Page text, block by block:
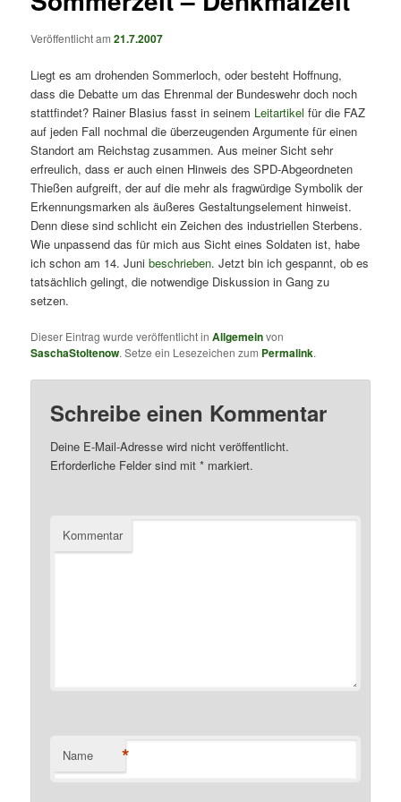
Veröffentlicht am21.7.2007
Liegt es am drohenden Sommerloch, oder besteht Hoffnung,
dass die Debatte um das Ehrenmal der Bundeswehr doch noch
stattfindet? Rainer Blasius fasst in seinem Leitartikel für die FAZ
auf jeden Fall nochmal die überzeugenden Argumente für einen
Standort am Reichstag zusammen. Aus meiner Sicht sehr
erfreulich, dass er auch einen Hinweis des SPD-Abgeordneten
Thießen aufgreift, der auf die mehr als fragwürdige Symbolik der
Erkennungsmarken als äußeres Gestaltungselement hinweist.
Denn diese sind schlicht ein Zeichen des industriellen Sterbens.
Wie unpassend das für mich aus Sicht eines Soldaten ist, habe
ich schon am 14. Junibeschrieben. Jetzt bin ich gespannt, ob es
tatsächlich gelingt, die notwendige Diskussion in Gang zu
setzen.
Dieser Eintrag wurde veröffentlicht inAllgemeinvon
SaschaStoltenow. Setze ein Lesezeichen zum Permalink.
Schreibe einen Kommentar
Deine E-Mail-Adresse wird nicht veröffentlicht.
Erforderliche Felder sind mit* markiert.
Kommentar
Name *